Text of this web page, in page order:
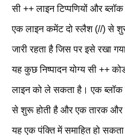
सी ++ लाइन टिप्पणियों और ब्लॉक
एक लाइन कमेंट दो स्लैश (//) से
जारी रहता है जिस पर इसे रखा
यह कुछ निष्पादन योग्य सी ++
लाइन को ले सकता है। एक
से शुरू होती है और एक तारक और
यह एक पंक्ति में समाहित हो